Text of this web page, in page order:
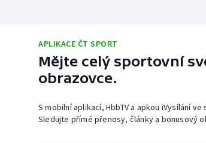
APLIKACE ČT SPORT
Mějte celý sportovní
obrazovce.
S mobilní aplikací, HbbTV a apkou iVysílání
Sledujte přímé přenosy, články a bonusový